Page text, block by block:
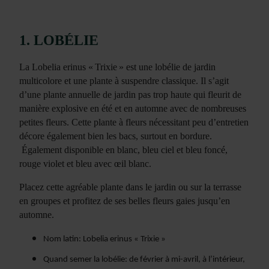
1. LOBÉLIE
La Lobelia erinus « Trixie » est une lobélie de jardin
multicolore et une plante à suspendre classique. Il s’agit
d’une plante annuelle de jardin pas trop haute qui fleurit de
manière explosive en été et en automne avec de nombreuses
petites fleurs. Cette plante à fleurs nécessitant peu d’entretien
décore également bien les bacs, surtout en bordure.
Également disponible en blanc, bleu ciel et bleu foncé,
rouge violet et bleu avec œil blanc.
Placez cette agréable plante dans le jardin ou sur la terrasse
en groupes et profitez de ses belles fleurs gaies jusqu’en
automne.
Nom latin: Lobelia erinus « Trixie »
Quand semer la lobélie: de février à mi-avril, à l’intérieur,